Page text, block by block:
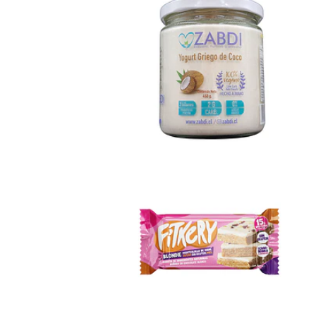
Yogurt
Griego d...
$9.990
Fitkery
Blondie
$2.690